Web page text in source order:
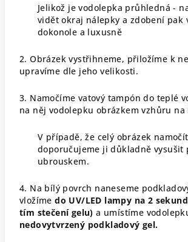
Jelikož je vodolepka průhledná -
vidět okraj nálepky a zdobení pak
dokonole a luxusně
2. Obrázek vystřihneme, přiložíme k
upravíme dle jeho velikosti.
3. Namočíme vatový tampón do teplé
na něj vodolepku obrázkem vzhůru na
V případě, že celý obrázek
doporučujeme ji důkladně vysušit
ubrouskem.
4. Na bílý povrch naneseme
vložímedo UV/LED lampy na 2
tím stečení gelu)a umístíme
nedovytvrzený podkladový gel.